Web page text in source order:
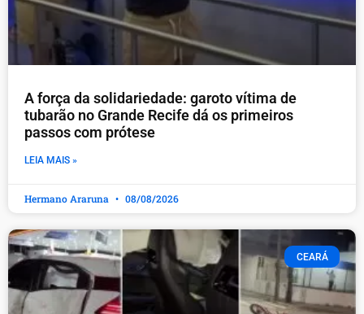
A força da solidariedade: garoto vítima de
tubarão no Grande Recife dá os primeiros
passos com prótese
LEIA MAIS »
Hermano Araruna 08/08/2026
CEARÁ